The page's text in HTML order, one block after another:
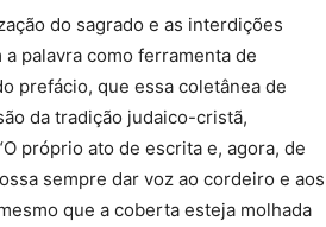
do sagrado e as interdições
palavra como ferramenta de
prefácio, que essa coletânea de
da tradição judaico-cristã,
próprio ato de escrita e, agora, de
sempre dar voz ao cordeiro e aos
que a coberta esteja molhada